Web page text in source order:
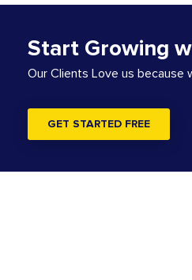
Start Growing
Our Clients Love us because
GET STARTED FREE